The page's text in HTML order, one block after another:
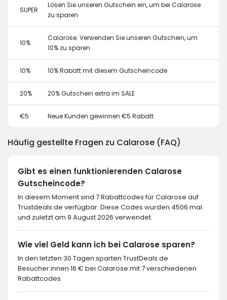
SUPER
Lösen Sie unseren Gutschein ein, um bei Calarose
zu sparen
10%
Calarose: Verwenden Sie unseren Gutschein, um
10% zu sparen
10% 10% Rabatt mit diesem Gutscheincode
20% 20% Gutschein extra im SALE
€5 Neue Kunden gewinnen €5 Rabatt
Häufig gestellte Fragen zu Calarose (FAQ)
Gibt es einen funktionierenden Calarose
Gutscheincode?
In diesem Moment sind 7 Rabattcodes für Calarose auf
Trustdeals.de verfügbar. Diese Codes wurden 4506 mal
und zuletzt am 9 August 2026 verwendet.
Wie viel Geld kann ich bei Calarose sparen?
In den letzten 30 Tagen sparten TrustDeals.de
Besucher:innen 16 € bei Calarose mit 7 verschiedenen
Rabattcodes.